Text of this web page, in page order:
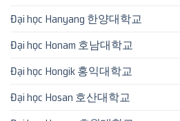
Đại học Hanyang 한양대학교
Đại học Honam 호남대학교
Đại học Hongik 홍익대학교
Đại học Hosan 호산대학교